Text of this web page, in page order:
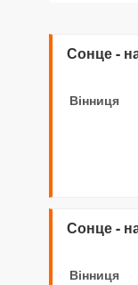
Сонце -
Вінниця
Сонце -
Вінниця